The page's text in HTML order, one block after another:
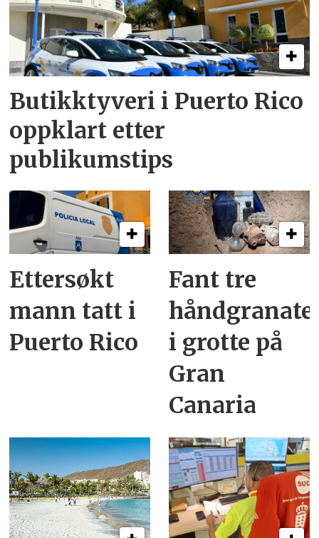
Butikktyveri i Puerto Rico
oppklart etter
publikumstips
Ettersøkt
mann tatt i
Puerto Rico
Fant tre
i grotte på
Gran
Canaria